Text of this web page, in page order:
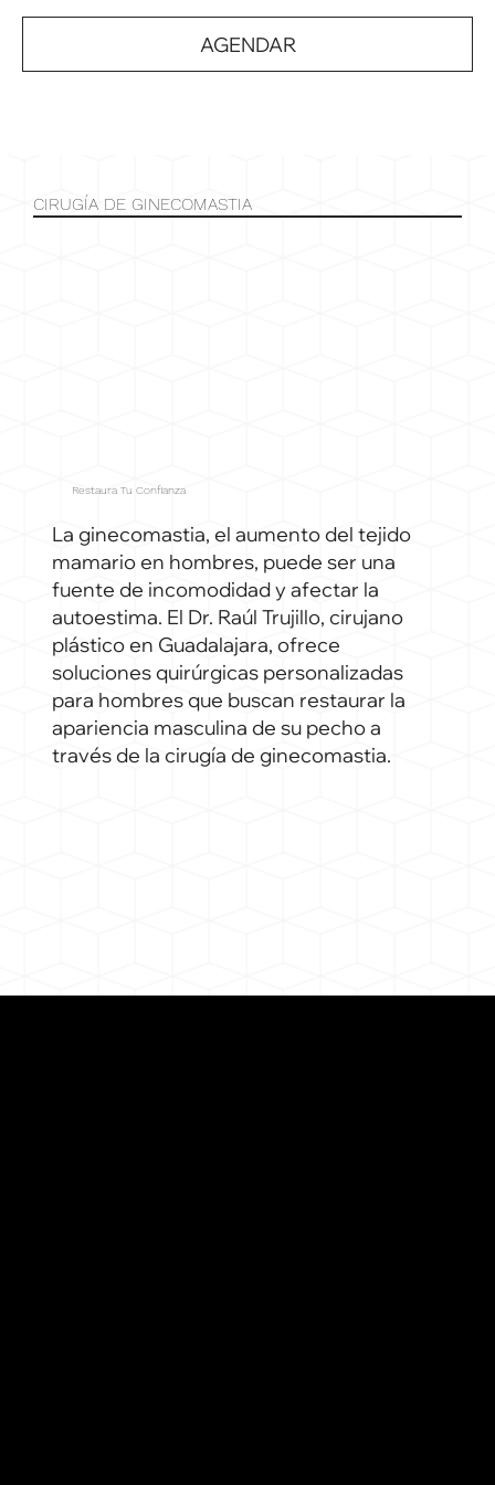
AGENDAR
CIRUGÍA DE GINECOMASTIA
La ginecomastia, el aumento del tejido
mamario en hombres, puede ser una
fuente de incomodidad y afectar la
autoestima. El Dr. Raúl Trujillo, cirujano
plástico en Guadalajara, ofrece
soluciones quirúrgicas personalizadas
para hombres que buscan restaurar la
apariencia masculina de su pecho a
través de la cirugía de ginecomastia.
Restaura Tu Confianza